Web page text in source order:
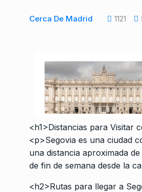
Cerca De Madrid 1121
<h1>Distancias para Visitar
<p>Segovia es una ciudad
una distancia aproximada
de fin de semana desde la
<h2>Rutas para llegar a